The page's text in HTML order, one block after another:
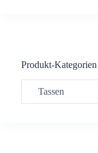
Produkt-Kategorien
Tassen